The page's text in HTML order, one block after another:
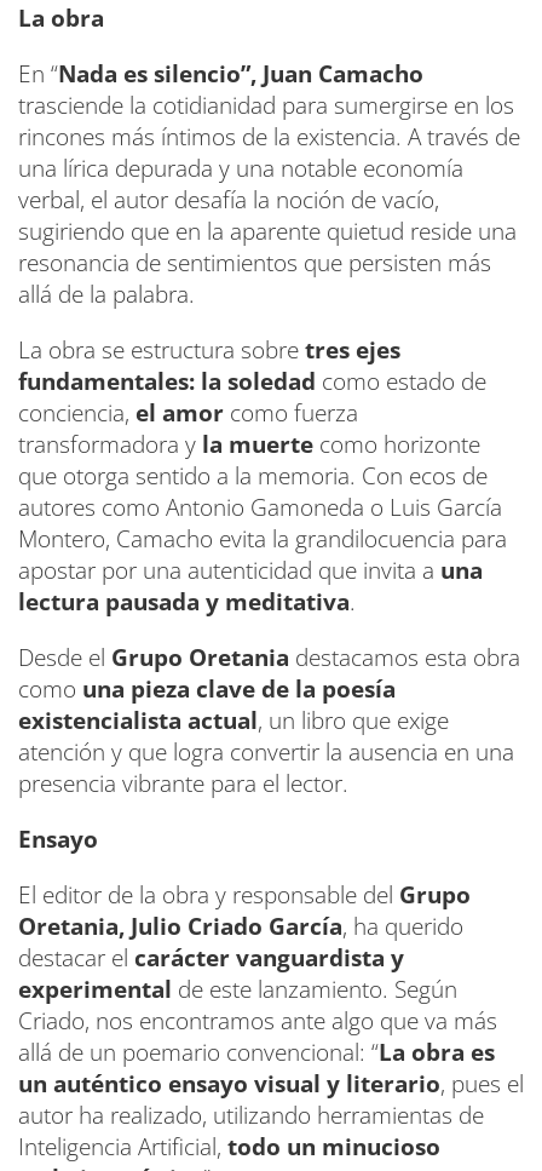
La obra
En “Nada es silencio”, Juan Camacho
trasciende la cotidianidad para sumergirse en los
rincones más íntimos de la existencia. A través de
una lírica depurada y una notable economía
verbal, el autor desafía la noción de vacío,
sugiriendo que en la aparente quietud reside una
resonancia de sentimientos que persisten más
allá de la palabra.
La obra se estructura sobretres ejes
fundamentales: la soledad como estado de
conciencia, el amor como fuerza
transformadora y la muerte como horizonte
que otorga sentido a la memoria. Con ecos de
autores como Antonio Gamoneda o Luis García
Montero, Camacho evita la grandilocuencia para
apostar por una autenticidad que invita a una
lectura pausada y meditativa.
Desde el Grupo Oretania destacamos esta obra
como una pieza clave de la poesía
existencialista actual, un libro que exige
atención y que logra convertir la ausencia en una
presencia vibrante para el lector.
Ensayo
El editor de la obra y responsable del Grupo
Oretania, Julio Criado García, ha querido
destacar el carácter vanguardista y
experimental de este lanzamiento. Según
Criado, nos encontramos ante algo que va más
allá de un poemario convencional: “La obra es
un auténtico ensayo visual y literario, pues el
autor ha realizado, utilizando herramientas de
Inteligencia Artificial, todo un minucioso